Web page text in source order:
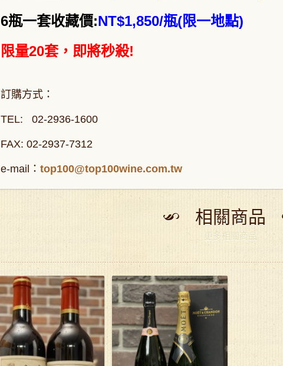
6瓶一套收藏價:NT$1,850/瓶(限一地點)
限量20套，即將秒殺!
訂購方式：
TEL: 02-2936-1600
FAX: 02-2937-7312
e-mail： top100@top100wine.com.tw
相關商品
更多相關商品